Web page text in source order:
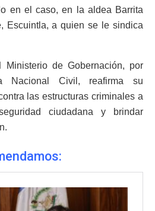
en el caso, en la aldea Barrita
Escuintla, a quien se le sindica
de Gobernación, por
Nacional Civil, reafirma su
las estructuras criminales a
ciudadana y brindar